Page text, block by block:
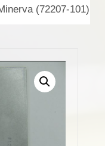
(72207-101)